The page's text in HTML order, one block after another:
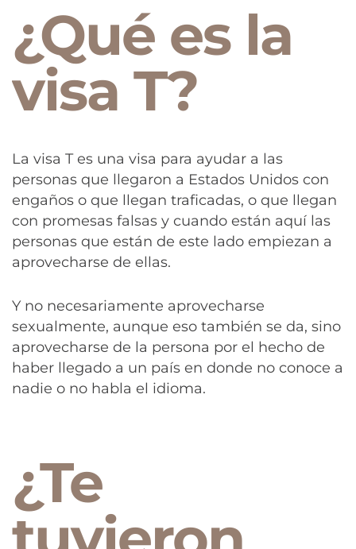
¿Qué es la
visa T?
La visa T es una visa para ayudar a las
personas que llegaron a Estados Unidos con
engaños o que llegan traficadas, o que llegan
con promesas falsas y cuando están aquí las
personas que están de este lado empiezan a
aprovecharse de ellas.
Y no necesariamente aprovecharse
sexualmente, aunque eso también se da, sino
aprovecharse de la persona por el hecho de
haber llegado a un país en donde no conoce a
nadie o no habla el idioma.
¿Te